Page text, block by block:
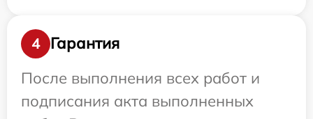
4
Гарантия
После выполнения всех работ и
подписания акта выполненных